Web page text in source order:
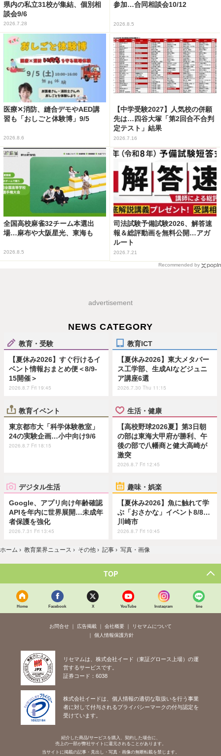
県内の私立31校が集結、個別相
談会9/6
2026.7.28
参加…合同相談会10/12
2026.8.5
医療✕消防、縫合デモやAED講
習も「おしごと体験博」9/5
2026.8.6
【中学受験2027】人気校の併願
先は…四谷大塚「第2回合不合判
定テスト」結果
2026.7.16
全国高校麻雀32チーム本選出
場…麻布や大阪星光、東海も
2026.8.5
司法試験予備試験2026、解答速
報＆総評動画を無料公開…アガ
ルート
2026.7.21
Recommended by
advertisement
NEWS CATEGORY
教育・受験
【夏休み2026】すぐ行けるイ
ベント情報おまとめ便＜8/9-
15開催＞
2026.8.7 Fri 19:45
教育ICT
【夏休み2026】東大メタバー
ス工学部、生成AIなどジュニ
ア講座6選
2026.7.30 Thu 11:15
教育イベント
東京都市大「科学体験教室」
24の実験企画…小中向け9/6
2026.8.7 Fri 18:15
生活・健康
【高校野球2026夏】第3日朝
の部は東海大甲府が勝利、午
後の部で八幡商と健大高崎が
激突
2026.8.7 Fri 12:45
デジタル生活
Google、アプリ向け年齢確認
APIを年内に世界展開…未成年
者保護を強化
2026.7.31 Fri 13:45
趣味・娯楽
【夏休み2026】魚に触れて学
ぶ「おさかな」イベント8/8…
川崎市
2026.8.7 Fri 10:45
ホーム › 教育業界ニュース › その他 › 記事 › 写真・画像
TOP
Home Facebook X YouTube Instagram line
お問合せ 広告掲載 会社概要
リセマムについて
個人情報保護方針
リセマムは、株式会社イード（東証グロース上場）の運
営するサービスです。
証券コード：6038
株式会社イードは、個人情報の適切な取扱いを行う事業
者に対して付与されるプライバシーマークの付与認定を
受けています。
紹介した商品/サービスを購入、契約した場合に、
売上の一部が弊社サイトに還元されることがあります。
当サイトに掲載の記事・見出し・写真・画像の無断転載を禁じます。